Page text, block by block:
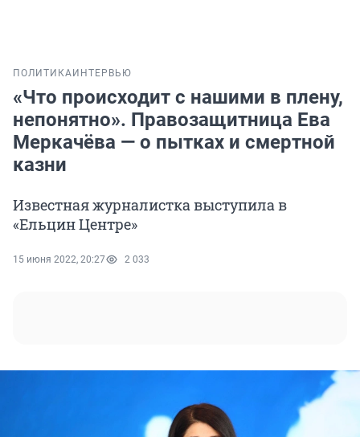
ПОЛИТИКА ИНТЕРВЬЮ
«Что происходит с нашими в плену,
непонятно». Правозащитница Ева
Меркачёва — о пытках и смертной
казни
Известная журналистка выступила в
«Ельцин Центре»
15 июня 2022, 20:27 2 033